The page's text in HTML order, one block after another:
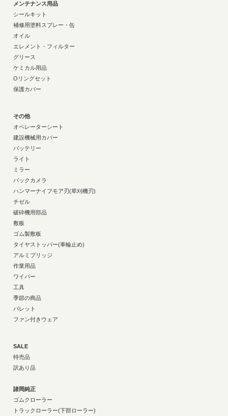
メンテナンス用品
シールキット
補修用塗料スプレー・缶
オイル
エレメント・フィルター
グリース
ケミカル用品
Oリングセット
保護カバー
その他
オペレーターシート
建設機械用カバー
バッテリー
ライト
ミラー
バックカメラ
ハンマーナイフモア刃(草刈機刃)
チゼル
破砕機用部品
敷板
ゴム製敷板
タイヤストッパー(車輪止め)
アルミブリッジ
作業用品
ワイパー
工具
季節の商品
パレット
ファン付きウェア
SALE
特売品
訳あり品
諸岡純正
ゴムクローラー
トラックローラー(下部ローラー)